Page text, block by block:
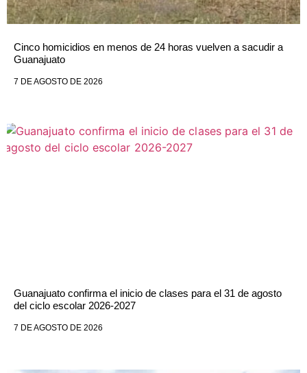
Cinco homicidios en menos de 24 horas vuelven a sacudir a
Guanajuato
7 DE AGOSTO DE 2026
Guanajuato confirma el inicio de clases para el 31 de agosto
del ciclo escolar 2026-2027
7 DE AGOSTO DE 2026